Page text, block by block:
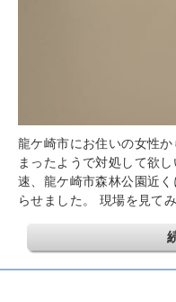
龍ケ崎市にお住いの女性
まったようで対処して欲
速、龍ケ崎市森林公園近
らせました。 現場を見て